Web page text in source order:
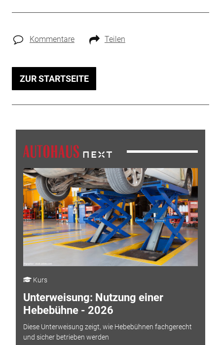
Kommentare Teilen
ZUR STARTSEITE
Kurs
Unterweisung: Nutzung einer
Hebebühne - 2026
Diese Unterweisung zeigt, wie Hebebühnen fachgerecht
und sicher betrieben werden